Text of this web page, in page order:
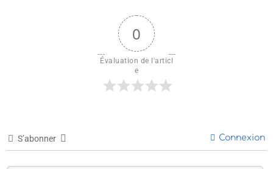
0
Évaluation de l'articl
e
S’abonner Connexion